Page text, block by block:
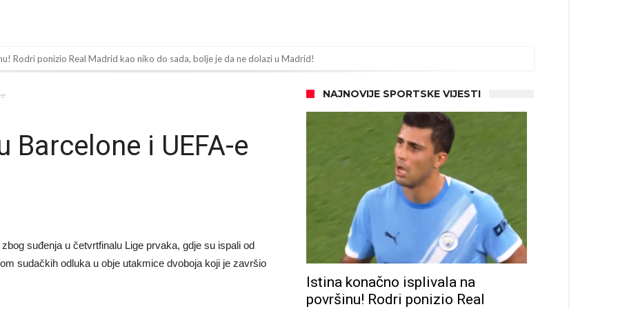
Rodri ponizio Real Madrid kao niko do sada, bolje je da ne dolazi u Madrid!
dobio nevjerovatan stadion od 62 miliona eura?
ispred svoje kuće, nacija zahtijeva pravdu.
Red ljudi, muzika i aplauz koji tjera suze
i UEFA-e
suđenja u četvrtfinalu Lige prvaka, gdje su ispali od
sudačkih odluka u obje utakmice dvoboja koji je završio
NAJNOVIJE SPORTSKE VIJESTI
Istina konačno isplivala na
površinu! Rodri ponizio Real